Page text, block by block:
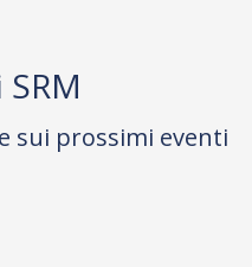
sui prossimi eventi